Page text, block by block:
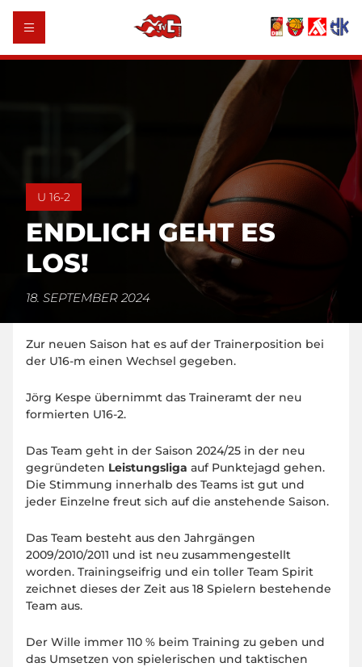
U 16-2
ENDLICH GEHT ES
LOS!
18. SEPTEMBER 2024
Zur neuen Saison hat es auf der Trainerposition bei
der U16-m einen Wechsel gegeben.
Jörg Kespe übernimmt das Traineramt der neu
formierten U16-2.
Das Team geht in der Saison 2024/25 in der neu
gegründeten Leistungsliga auf Punktejagd gehen.
Die Stimmung innerhalb des Teams ist gut und
jeder Einzelne freut sich auf die anstehende Saison.
Das Team besteht aus den Jahrgängen
2009/2010/2011 und ist neu zusammengestellt
worden. Trainingseifrig und ein toller Team Spirit
zeichnet dieses der Zeit aus 18 Spielern bestehende
Team aus.
Der Wille immer 110 % beim Training zu geben und
das Umsetzen von spielerischen und taktischen